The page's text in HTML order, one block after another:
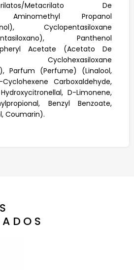
Acrilatos/Metacrilato De
Aminomethyl Propanol
Cyclopentasiloxane
Panthenol
Acetate (Acetato De
Cyclohexasiloxane
Parfum (Perfume) (Linalool,
Carboxaldehyde,
D-Limonene,
Benzyl Benzoate,
Coumarin).